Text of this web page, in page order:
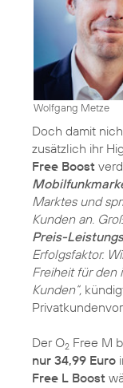
Wolfgang Metze
Doch damit
zusätzlich ihr
Free Boost
Marktes und
Kunden an.
Preis-
Erfolgsfaktor.
Freiheit für den
Kunden“,
Der O2 Free M
nur 34,99 Euro
Free L Boost